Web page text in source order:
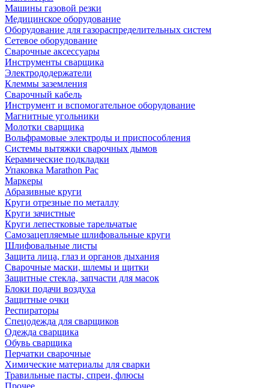
Машины газовой резки
Медицинское оборудование
Оборудование для газораспределительных систем
Сетевое оборудование
Сварочные аксессуары
Инструменты сварщика
Электрододержатели
Клеммы заземления
Сварочный кабель
Инструмент и вспомогательное оборудование
Магнитные угольники
Молотки сварщика
Вольфрамовые электроды и приспособления
Системы вытяжки сварочных дымов
Керамические подкладки
Упаковка Marathon Pac
Маркеры
Абразивные круги
Круги отрезные по металлу
Круги зачистные
Круги лепестковые тарельчатые
Самозацепляемые шлифовальные круги
Шлифовальные листы
Защита лица, глаз и органов дыхания
Сварочные маски, шлемы и щитки
Защитные стекла, запчасти для масок
Блоки подачи воздуха
Защитные очки
Респираторы
Спецодежда для сварщиков
Одежда сварщика
Обувь сварщика
Перчатки сварочные
Химические материалы для сварки
Травильные пасты, спреи, флюсы
Прочее